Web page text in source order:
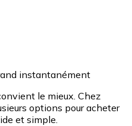
instantanément
le mieux. Chez
options pour acheter
et simple.